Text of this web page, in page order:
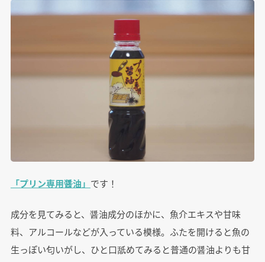
「プリン専用醤油」 です！
成分を見てみると、醤油成分のほかに、魚介エキスや甘味
料、アルコールなどが入っている模様。ふたを開けると魚の
生っぽい匂いがし、ひと口舐めてみると普通の醤油よりも甘